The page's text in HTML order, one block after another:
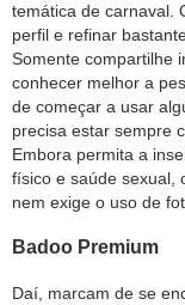
temática de carnaval.
perfil e refinar
Somente compartilhe
conhecer melhor a
de começar a usar
precisa estar sempre
Embora permita a
físico e saúde sexual,
nem exige o uso de
Badoo Premium
Daí, marcam de se